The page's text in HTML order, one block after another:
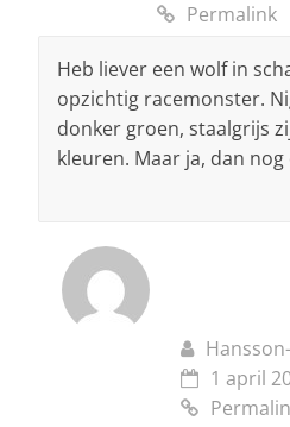
Permalink
Heb liever een wolf in
opzichtig racemonster.
donker groen, staalgrijs
kleuren. Maar ja, dan
1 april